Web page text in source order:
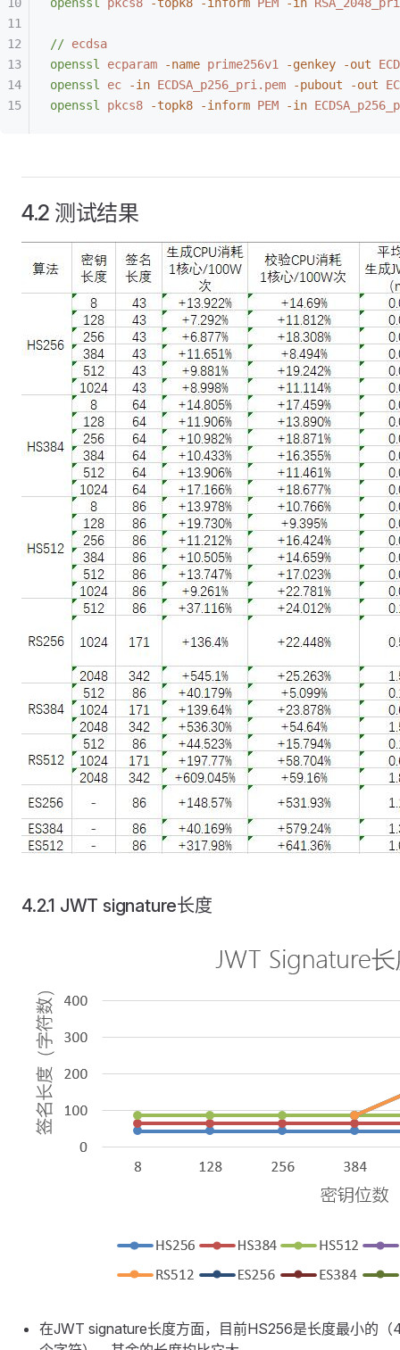
openssl pkcs8 -topk8 -inform PEM -in
// ecdsa
openssl ecparam -name prime256v1 -genkey -out
openssl ec -in ECDSA_p256_pri.pem -pubout -out
openssl pkcs8 -topk8 -inform PEM -in
4.2 测试结果
4.2.1 JWT signature长度
在JWT signature长度方面，目前HS256是长度最小的（